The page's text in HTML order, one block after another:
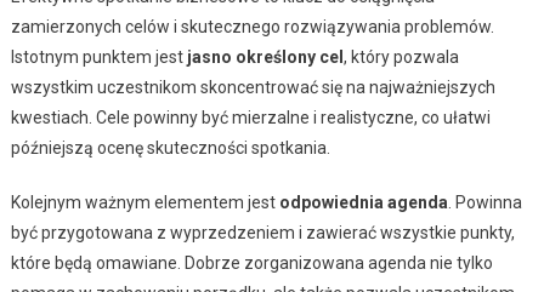
zamierzonych celów i skutecznego rozwiązywania problemów.
Istotnym punktem jest jasno określony cel , który pozwala
wszystkim uczestnikom skoncentrować się na najważniejszych
kwestiach. Cele powinny być mierzalne i realistyczne, co ułatwi
późniejszą ocenę skuteczności spotkania.
Kolejnym ważnym elementem jest odpowiednia agenda . Powinna
być przygotowana z wyprzedzeniem i zawierać wszystkie punkty,
które będą omawiane. Dobrze zorganizowana agenda nie tylko